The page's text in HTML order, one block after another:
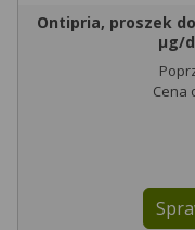
Ontipria, proszek
µg/
Cena